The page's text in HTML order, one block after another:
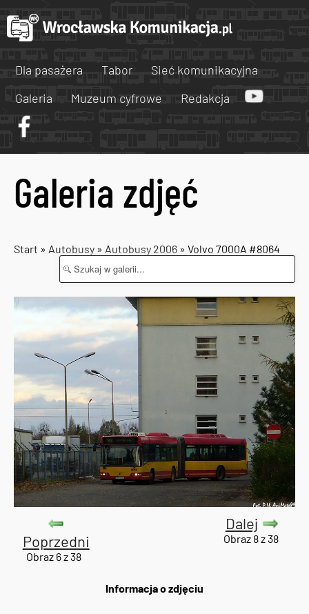
Dla pasażera Tabor
Sieć komunikacyjna
Galeria
Muzeum cyfrowe Redakcja
Galeria zdjęć
Start » Autobusy » Autobusy 2006 » Volvo 7000A #8064
Poprzedni
Obraz 6 z 38
Dalej
Obraz 8 z 38
Informacja o zdjęciu